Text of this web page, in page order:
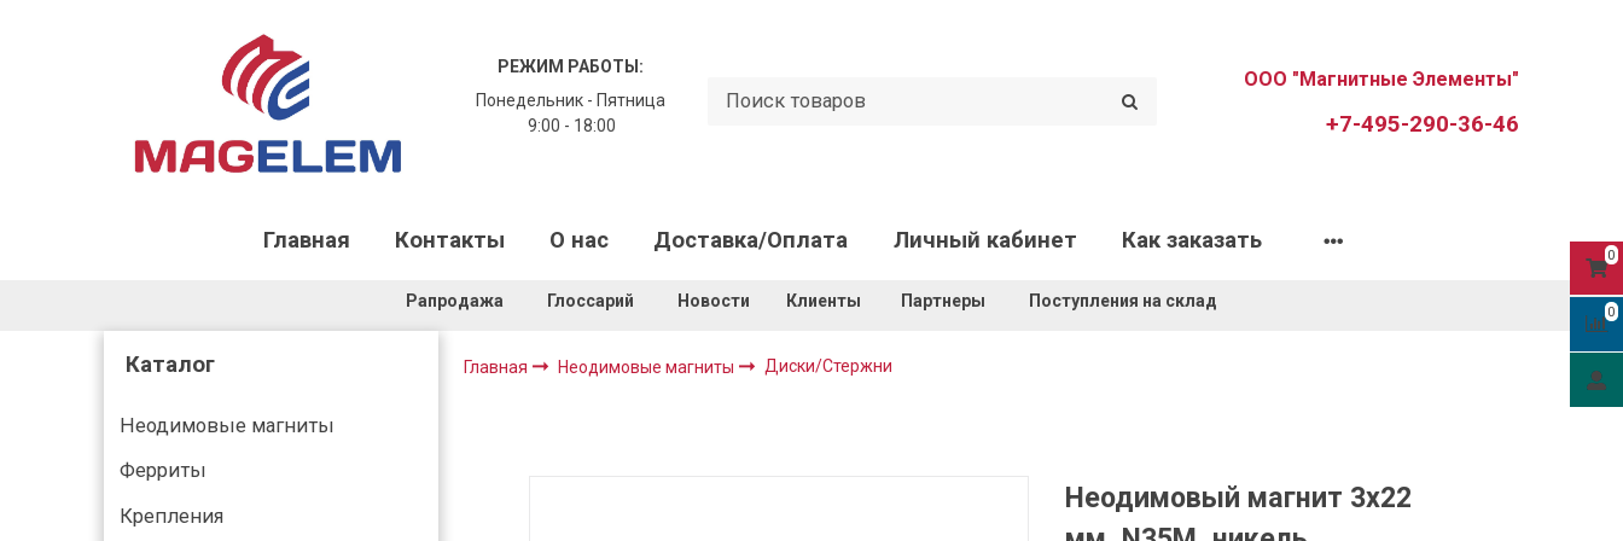
РЕЖИМ РАБОТЫ:
Понедельник - Пятница
9:00 - 18:00
ООО "Магнитные Элементы"
+7-495-290-36-46
Главная Контакты О нас Доставка/Оплата Личный кабинет Как заказать
Рапродажа Глоссарий Новости Клиенты Партнеры Поступления на склад
Каталог
Неодимовые магниты
Ферриты
Крепления
Главная Неодимовые магниты Диски/Стержни
Неодимовый магнит 3х22
0
0